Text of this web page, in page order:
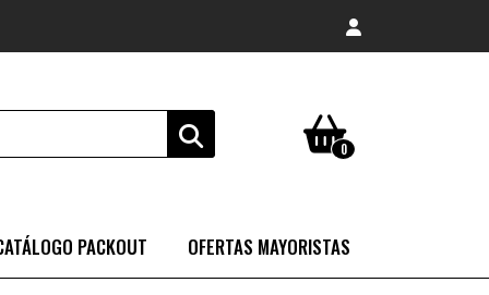
0
PACKOUT OFERTAS MAYORISTAS